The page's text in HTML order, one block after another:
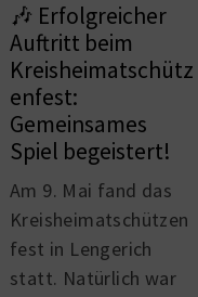
🎶 Erfolgreicher
Auftritt beim
Kreisheimatschütz
enfest:
Gemeinsames
Spiel begeistert!
Am 9. Mai fand das
Kreisheimatschützen
fest in Lengerich
statt. Natürlich war